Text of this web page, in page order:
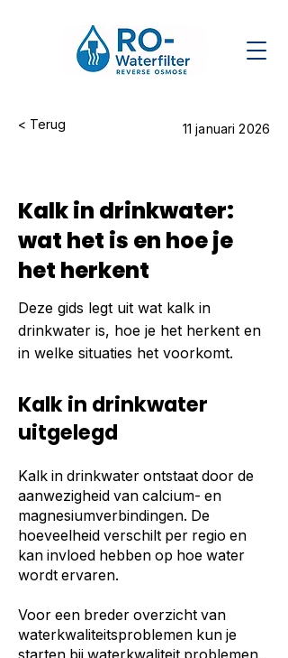
< Terug 11 januari 2026
Kalk in drinkwater:
wat het is en hoe je
het herkent
Deze gids legt uit wat kalk in
drinkwater is, hoe je het herkent en
in welke situaties het voorkomt.
Kalk in drinkwater
uitgelegd
Kalk in drinkwater ontstaat door de
aanwezigheid van calcium- en
magnesiumverbindingen. De
hoeveelheid verschilt per regio en
kan invloed hebben op hoe water
wordt ervaren.
Voor een breder overzicht van
waterkwaliteitsproblemen kun je